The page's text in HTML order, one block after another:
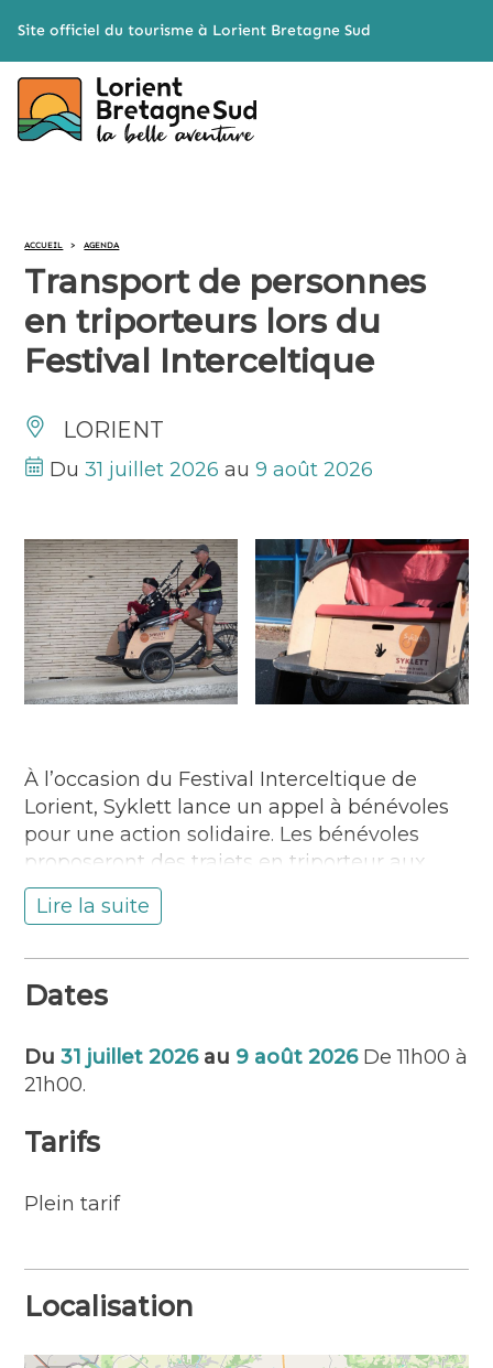
Site officiel du tourisme à Lorient Bretagne Sud
ACCUEIL > AGENDA
Transport de personnes
en triporteurs lors du
Festival Interceltique
LORIENT
Du31 juillet 2026 au9 août 2026
À l’occasion du Festival Interceltique de
Lorient, Syklett lance un appel à bénévoles
pour une action solidaire. Les bénévoles
proposeront des trajets en triporteur aux
personnes à mobilité réduite, pour profiter
pleinement de l’ambiance du festival.
Lire la suite
Dates
Du31 juillet 2026au 9 août 2026De 11h00 à
21h00.
Tarifs
Plein tarif
Localisation